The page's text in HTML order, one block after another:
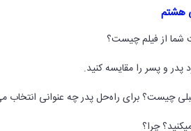
شما از فیلم چیست؟
پدر و پسر را مقایسه کنید.
چیست؟ برای راه‌حل پدر چه عنوانی انتخاب
چرا؟